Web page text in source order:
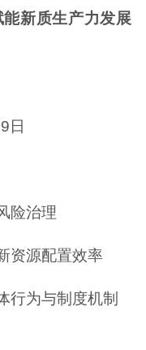
能新质生产力发展
日
险治理
资源配置效率
行为与制度机制